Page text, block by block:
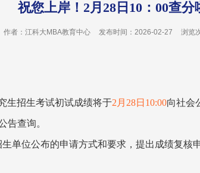
祝您上岸！2月28日10：00查分
作者：江科大MBA教育中心 发布时间：2026-02-27 浏览
生招生考试初试成绩将于2 月 28日 10:00向社会
告查询。
生单位公布的申请方式和要求，提出成绩复核